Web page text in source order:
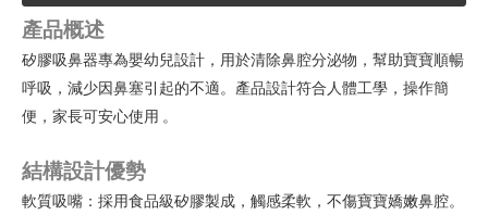
產品概述
矽膠吸鼻器專為嬰幼兒設計，用於清除鼻腔分泌物，幫助寶寶順暢
呼吸，減少因鼻塞引起的不適。產品設計符合人體工學，操作簡
便，家長可安心使用 。
結構設計優勢
軟質吸嘴：採用食品級矽膠製成，觸感柔軟，不傷寶寶嬌嫩鼻腔。